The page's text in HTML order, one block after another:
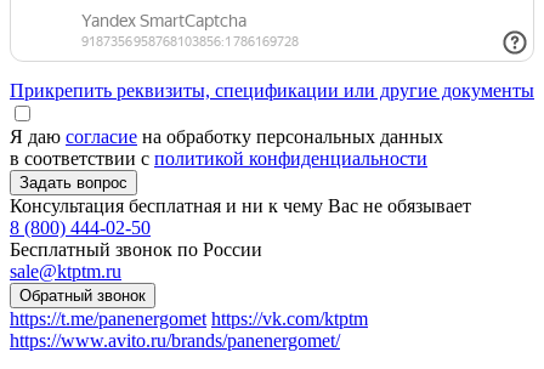
Прикрепить реквизиты, спецификации или другие документы
Я даю согласие на обработку персональных данных
в соответствии с политикой конфиденциальности
Консультация бесплатная и ни к чему Вас не обязывает
8 (800) 444-02-50
Бесплатный звонок по России
sale@ktptm.ru
https://t.me/panenergomet https://vk.com/ktptm
https://www.avito.ru/brands/panenergomet/